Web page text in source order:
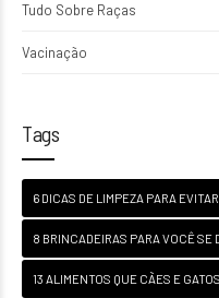
Tudo Sobre Raças
Vacinação
Tags
6 DICAS DE LIMPEZA PARA
8 BRINCADEIRAS PARA VOCÊ SE
13 ALIMENTOS QUE CÃES E